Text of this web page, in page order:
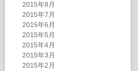
2015年8月
2015年7月
2015年6月
2015年5月
2015年4月
2015年3月
2015年2月